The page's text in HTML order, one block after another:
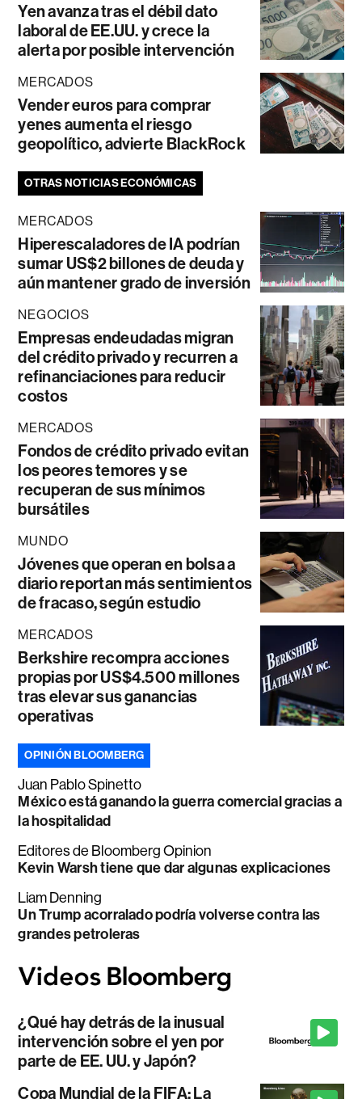
Yen avanza tras el débil dato
laboral de EE.UU. y crece la
alerta por posible intervención
MERCADOS
Vender euros para comprar
yenes aumenta el riesgo
geopolítico, advierte BlackRock
OTRAS NOTICIAS ECONÓMICAS
MERCADOS
Hiperescaladores de IA podrían
sumar US$2 billones de deuda y
aún mantener grado de inversión
NEGOCIOS
Empresas endeudadas migran
del crédito privado y recurren a
refinanciaciones para reducir
costos
MERCADOS
Fondos de crédito privado evitan
los peores temores y se
recuperan de sus mínimos
bursátiles
MUNDO
Jóvenes que operan en bolsa a
diario reportan más sentimientos
de fracaso, según estudio
MERCADOS
Berkshire recompra acciones
propias por US$4.500 millones
tras elevar sus ganancias
operativas
OPINIÓN BLOOMBERG
Juan Pablo Spinetto
México está ganando la guerra comercial gracias a
la hospitalidad
Editores de Bloomberg Opinion
Kevin Warsh tiene que dar algunas explicaciones
Liam Denning
Un Trump acorralado podría volverse contra las
grandes petroleras
¿Qué hay detrás de la inusual
intervención sobre el yen por
parte de EE. UU. y Japón?
Copa Mundial de la FIFA: La